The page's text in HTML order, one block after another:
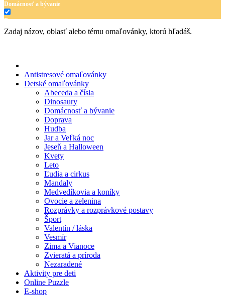
Domácnosť a bývanie
Doprava
Hudba
Jeseň a Halloween
Kvety
Ľudia a cirkus
Medvedíkovia a koníky
Ovocie a zelenina
Rozprávky a rozprávkové postavy
Valentín / láska
Zima a Vianoce
Zvieratá a príroda
Nezaradené
Zadaj názov, oblasť alebo tému omaľovánky, ktorú hľadáš.
Antistresové omaľovánky
Detské omaľovánky
Abeceda a čísla
Dinosaury
Domácnosť a bývanie
Doprava
Hudba
Jar a Veľká noc
Jeseň a Halloween
Kvety
Leto
Ľudia a cirkus
Mandaly
Medvedíkovia a koníky
Ovocie a zelenina
Rozprávky a rozprávkové postavy
Šport
Valentín / láska
Vesmír
Zima a Vianoce
Zvieratá a príroda
Nezaradené
Aktivity pre deti
Online Puzzle
E-shop